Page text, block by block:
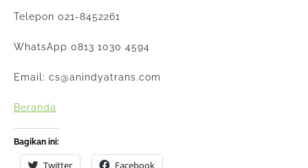
Telepon 021-8452261
WhatsApp 0813 1030 4594
Email: cs@anindyatrans.com
Beranda
Bagikan ini:
Twitter Facebook